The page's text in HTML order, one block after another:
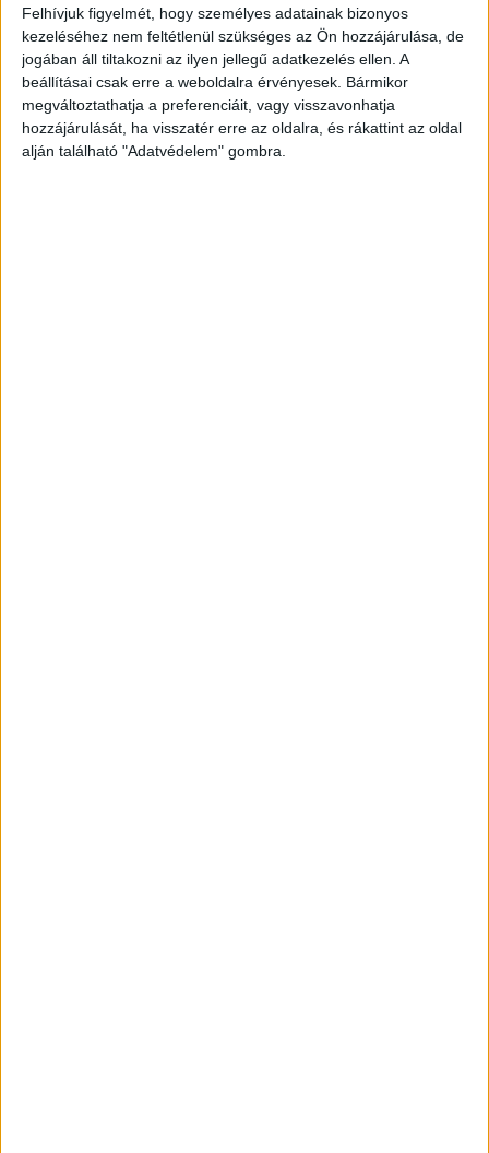
Felhívjuk figyelmét, hogy személyes adatainak bizonyos
kezeléséhez nem feltétlenül szükséges az Ön hozzájárulása, de
jogában áll tiltakozni az ilyen jellegű adatkezelés ellen. A
beállításai csak erre a weboldalra érvényesek. Bármikor
megváltoztathatja a preferenciáit, vagy visszavonhatja
hozzájárulását, ha visszatér erre az oldalra, és rákattint az oldal
alján található "Adatvédelem" gombra.